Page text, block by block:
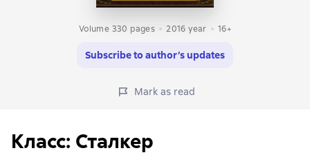
Volume 330 pages 2016 year 16+
Subscribe to author’s updates
Mark as read
Класс: Сталкер